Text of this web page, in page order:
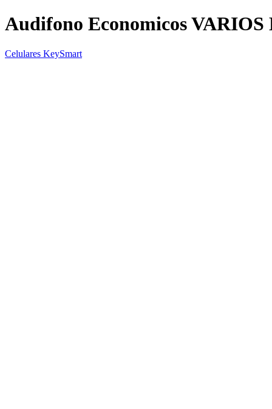
Audifono Economicos
Celulares KeySmart